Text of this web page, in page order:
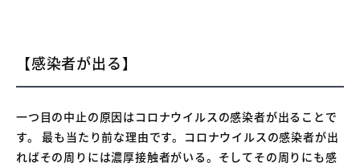
【感染者が出る】
一つ目の中止の原因はコロナウイルスの感染者が出ることで
す。 最も当たり前な理由です。コロナウイルスの感染者が出
ればその周りには濃厚接触者がいる。そしてその周りにも感